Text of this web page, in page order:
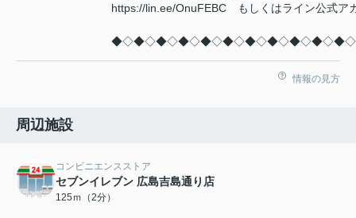
https://lin.ee/OnuFEBC もしくはライン公式ア
情報の見方
周辺施設
コンビニエンスストア
セブンイレブン 広島吉島通り店
125ｍ（2分）